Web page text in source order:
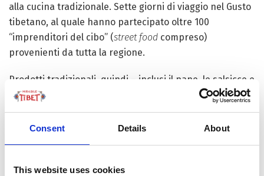
Consent Details About
This website uses cookies
alla cucina tradizionale. Sette giorni di viaggio nel Gusto
tibetano, al quale hanno partecipato oltre 100
“imprenditori del cibo” (street food compreso)
provenienti da tutta la regione.
Prodotti tradizionali, quindi – inclusi il pane, le salsicce e
la carne stagionata, quest’ultima prodotta e offerta
anche in alcuni alberghi della zona. Senza, però, temere
le creazioni innovative come il pane di orzo, imuffin
Dalla carne di yak essiccata alla birra di orzo